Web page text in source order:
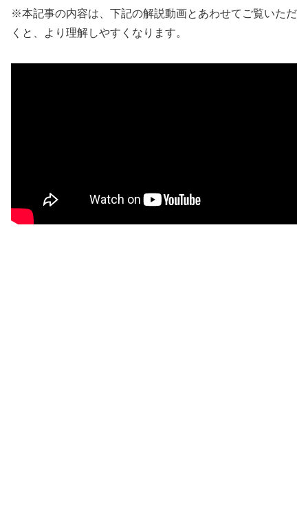
※本記事の内容は、下記の解説動画とあわせてご覧いただ
くと、より理解しやすくなります。